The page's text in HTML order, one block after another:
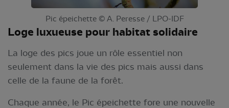
Pic épeichette © A. Peresse / LPO-IDF
Loge luxueuse pour habitat solidaire
La loge des pics joue un rôle essentiel non
seulement dans la vie des pics mais aussi dans
celle de la faune de la forêt.
Chaque année, le Pic épeichette fore une nouvelle